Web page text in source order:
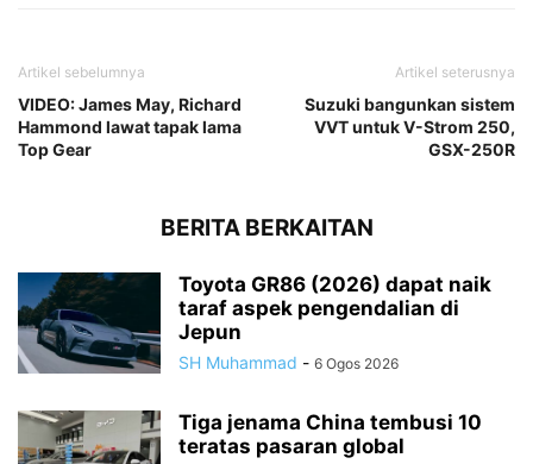
Artikel sebelumnya
VIDEO: James May, Richard
Hammond lawat tapak lama
Top Gear
Artikel seterusnya
Suzuki bangunkan sistem
VVT untuk V-Strom 250,
GSX-250R
BERITA BERKAITAN
Toyota GR86 (2026) dapat naik
taraf aspek pengendalian di
Jepun
SH Muhammad - 6 Ogos 2026
Tiga jenama China tembusi 10
teratas pasaran global